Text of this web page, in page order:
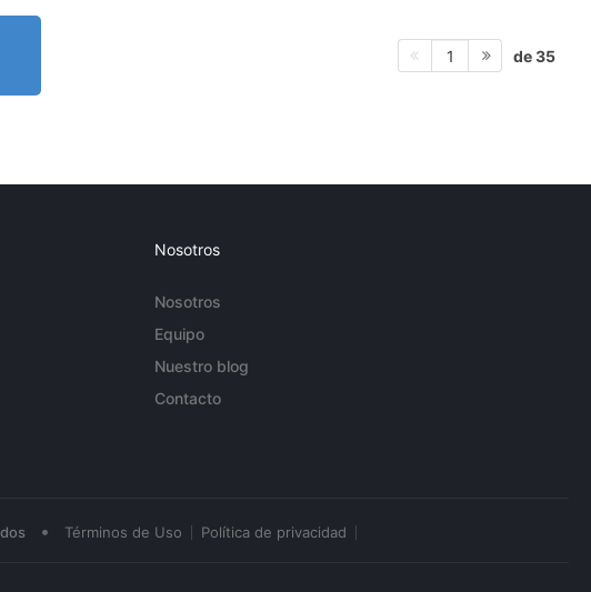
1 de 35
Nosotros
Nosotros
Equipo
Nuestro blog
Contacto
• Términos de Uso Política de privacidad